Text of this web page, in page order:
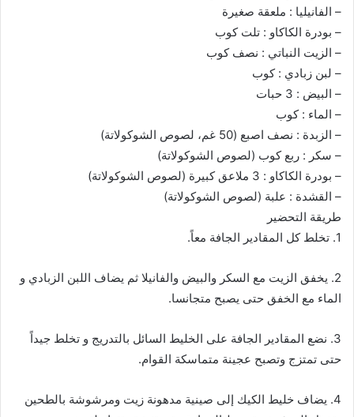
– الفانيليا : ملعقة صغيرة
– بودرة الكاكاو : تلت كوب
– الزيت النباتي : نصف كوب
– لبن زبادي : كوب
– البيض : 3 حبات
– الماء : كوب
– الزبدة : نصف اصبع (50 غم، لصوص الشوكولاتة)
– سكر : ربع كوب (لصوص الشوكولاتة)
– بودرة الكاكاو : 3 ملاعق كبيرة (لصوص الشوكولاتة)
– القشدة : علبة (لصوص الشوكولاتة)
طريقة التحضير
1. تخلط كل المقادير الجافة معاً.
2. يخفق الزيت مع السكر والبيض والفانيلا ثم يضاف اللبن الزبادي و
الماء مع الخفق حتى يصبح متجانسا.
3. نضع المقادير الجافة على الخليط السائل بالتدريج و تخلط جيداً
حتى تمتزج وتصبح عجينة متماسكة القوام.
4. يضاف خليط الكيك إلى صينية مدهونة زيت ومرشوشة بالطحين